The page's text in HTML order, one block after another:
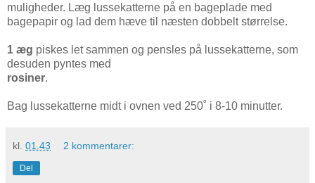
muligheder. Læg lussekatterne på en bageplade med
bagepapir og lad dem hæve til næsten dobbelt størrelse.
1 æg piskes let sammen og pensles på lussekatterne, som
desuden pyntes med
rosiner.
Bag lussekatterne midt i ovnen ved 250˚ i 8-10 minutter.
kl. 01.43 2 kommentarer:
Del